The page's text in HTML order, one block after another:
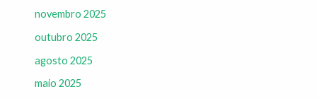
novembro 2025
outubro 2025
agosto 2025
maio 2025